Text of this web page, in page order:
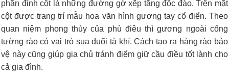
phần đỉnh cột là những đường gờ xếp tầng độc đáo. Trên mặt
cột được trang trí mẫu hoa văn hình gương tay cổ điển. Theo
quan niệm phong thủy của phù điêu thì gương ngoài cổng
tường rào có vai trò sua đuổi tà khí. Cách tạo ra hàng rào bảo
vệ này cũng giúp gia chủ tránh điểm giữ cầu điều tốt lành cho
cả gia đình.